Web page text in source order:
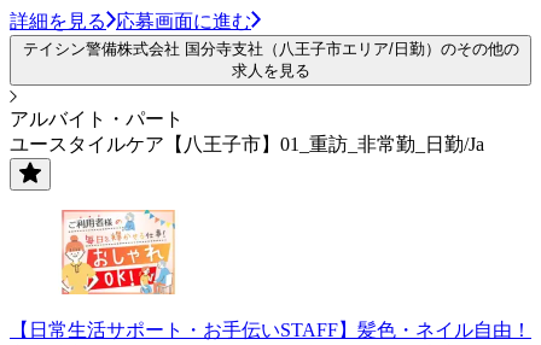
詳細を見る 応募画面に進む
テイシン警備株式会社 国分寺支社（八王子市エリア/日勤）のその他の
求人を見る
アルバイト・パート
ユースタイルケア【八王子市】01_重訪_非常勤_日勤/Ja
【日常生活サポート・お手伝いSTAFF】髪色・ネイル自由！